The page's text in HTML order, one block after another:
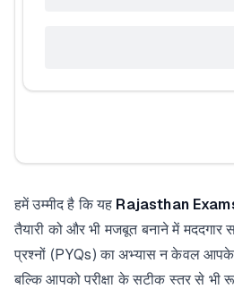
हमें उम्मीद है कि यह Rajasthan
तैयारी को और भी मजबूत बनाने में मददगार
प्रश्नों (PYQs) का अभ्यास न केवल आपके
बल्कि आपको परीक्षा के सटीक स्तर से